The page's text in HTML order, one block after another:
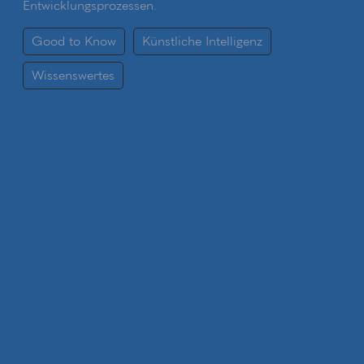
Entwicklungsprozessen.
Good to Know Künstliche Intelligenz
Wissenswertes